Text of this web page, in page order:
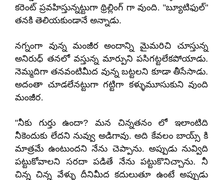
కరెంట్ ప్రవహిస్తున్నట్టుగా థ్రిల్లింగ్ గా వుంది. "బ్యూటిఫుల్"
తనకి తెలియకుండానే అన్నాడు.
నగ్నంగా వున్న మంజీర అందాన్ని మైమరిచి చూస్తున్న
అనిరుధ్ తనలో వస్తున్న మార్పుని పసిగట్టలేకపోయాడు.
నెమ్మదిగా తనవంటిమీద వున్న బట్టలని కూడా తీసేసాడు.
అదంతా చూడలేనట్టుగా గట్టిగా కళ్ళుమూసుకుని వుంది
మంజీర.
"నీకు గుర్తు ఉందా? మన చిన్నతనం లో ఇలాంటిది
నీకెందుకు లేదని నువ్వు అడిగావు. అది కేవలం బాయ్స్ కి
మాత్రమే ఉంటుందని నేను చెప్పాను. అప్పుడు నువ్విది
పట్టుకోవాలని సరదా పడితే నేను పట్టుకొనిచ్చాను. నీ
చిన్న చిన్న వేళ్ళు దీనిమీద కదులుతూ ఉంటే అప్పుడు